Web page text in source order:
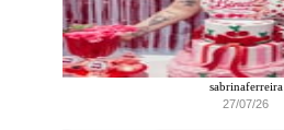
sabrinaferreira
27/07/26